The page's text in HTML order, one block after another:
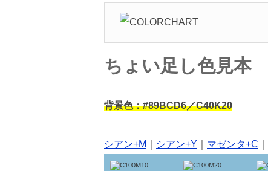
ちょい足し色見本
背景色：#89BCD6／C40K20
シアン+M シアン+Y マゼンタ+C